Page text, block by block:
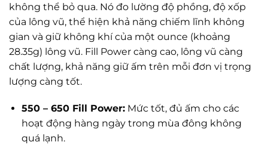
không thể bỏ qua. Nó đo lường độ phồng, độ xốp
của lông vũ, thể hiện khả năng chiếm lĩnh không
gian và giữ không khí của một ounce (khoảng
28.35g) lông vũ. Fill Power càng cao, lông vũ càng
chất lượng, khả năng giữ ấm trên mỗi đơn vị trọng
lượng càng tốt.
550 – 650 Fill Power:Mức tốt, đủ ấm cho các
hoạt động hàng ngày trong mùa đông không
quá lạnh.